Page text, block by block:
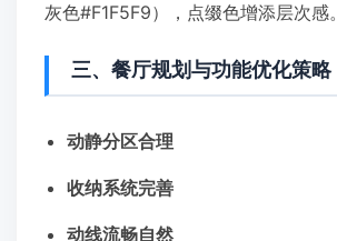
灰色#F1F5F9），点缀色增添层次感。
三、餐厅规划与功能优化策略
动静分区合理
收纳系统完善
动线流畅自然